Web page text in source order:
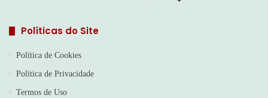
Políticas do Site
Política de Cookies
Política de Privacidade
Termos de Uso